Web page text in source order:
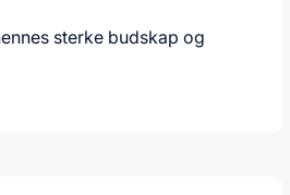
sterke budskap og